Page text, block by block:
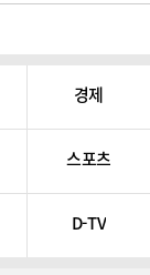
경제
스포츠
D-TV